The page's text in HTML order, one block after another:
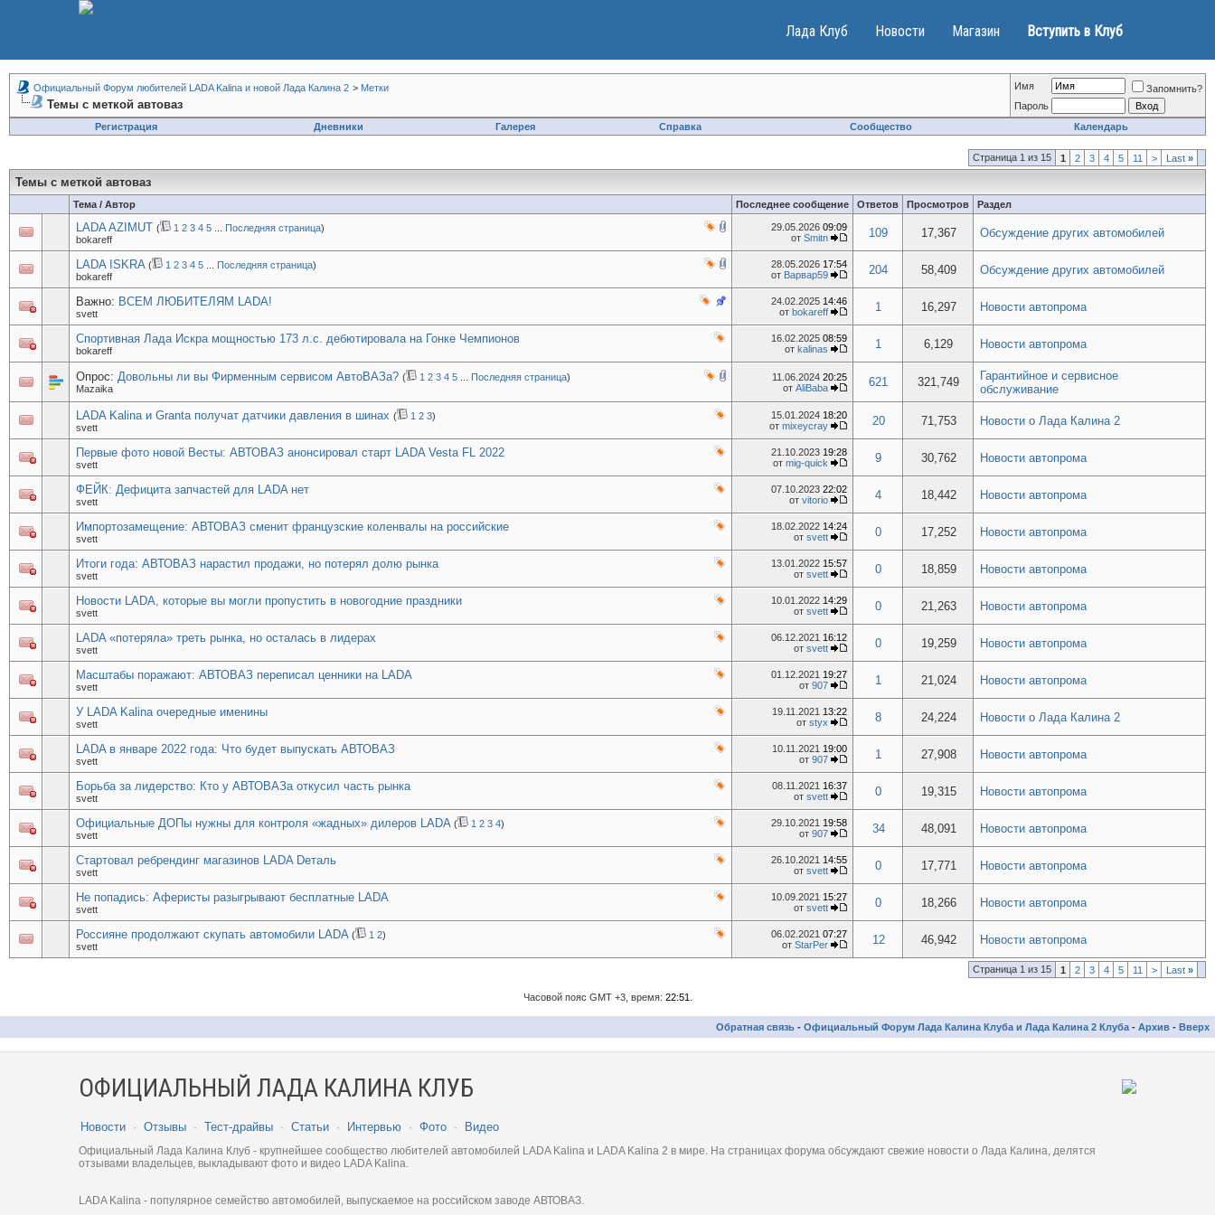
Лада Клуб Новости Магазин Вступить в Клуб
Официальный Форум любителей LADA Kalina и новой Лада Калина 2 > Метки
Темы с меткой автоваз
Имя
Запомнить?
Пароль
Регистрация
Дневники Галерея Справка Сообщество Календарь
Страница 1 из 15 1 2 3 4 5 11 > Last »
Темы с меткой автоваз
Тема / Автор Последнее сообщение Ответов Просмотров Раздел
LADA AZIMUT ( 1 2 3 4 5 Последняя страница)
bokareff
29.05.2026 09:09
от Smitn 109 17,367 Обсуждение других автомобилей
LADA ISKRA ( 1 2 3 4 5 Последняя страница)
bokareff
28.05.2026 17:54
от Варвар59 204 58,409 Обсуждение других автомобилей
Важно: ВСЕМ ЛЮБИТЕЛЯМ LADA!
svett
24.02.2025 14:46
от bokareff 1 16,297 Новости автопрома
Спортивная Лада Искра мощностью 173 л.с. дебютировала на Гонке Чемпионов
bokareff
16.02.2025 08:59
от kalinas 1 6,129 Новости автопрома
Опрос: Довольны ли вы Фирменным сервисом АвтоВАЗа? ( 1 2 3 4 5 Последняя страница)
Mazaika
11.06.2024 20:25
от AliBaba 621 321,749
Гарантийное и сервисное
обслуживание
LADA Kalina и Granta получат датчики давления в шинах ( 1 2 3)
svett
15.01.2024 18:20
от mixeycray 20 71,753 Новости о Лада Калина 2
Первые фото новой Весты: АВТОВАЗ анонсировал старт LADA Vesta FL 2022
svett
21.10.2023 19:28
от mig-quick 9 30,762 Новости автопрома
ФЕЙК: Дефицита запчастей для LADA нет
svett
07.10.2023 22:02
от vitorio 4 18,442 Новости автопрома
Импортозамещение: АВТОВАЗ сменит французские коленвалы на российские
svett
18.02.2022 14:24
от svett 0 17,252 Новости автопрома
Итоги года: АВТОВАЗ нарастил продажи, но потерял долю рынка
svett
13.01.2022 15:57
от svett 0 18,859 Новости автопрома
Новости LADA, которые вы могли пропустить в новогодние праздники
svett
10.01.2022 14:29
от svett 0 21,263 Новости автопрома
LADA «потеряла» треть рынка, но осталась в лидерах
svett
06.12.2021 16:12
от svett 0 19,259 Новости автопрома
Масштабы поражают: АВТОВАЗ переписал ценники на LADA
svett
01.12.2021 19:27
от 907 1 21,024 Новости автопрома
У LADA Kalina очередные именины
svett
19.11.2021 13:22
от styx 8 24,224 Новости о Лада Калина 2
LADA в январе 2022 года: Что будет выпускать АВТОВАЗ
svett
10.11.2021 19:00
от 907 1 27,908 Новости автопрома
Борьба за лидерство: Кто у АВТОВАЗа откусил часть рынка
svett
08.11.2021 16:37
от svett 0 19,315 Новости автопрома
Официальные ДОПы нужны для контроля «жадных» дилеров LADA ( 1 2 3 4)
svett
29.10.2021 19:58
от 907 34 48,091 Новости автопрома
Стартовал ребрендинг магазинов LADA Dеталь
svett
26.10.2021 14:55
от svett 0 17,771 Новости автопрома
Не попадись: Аферисты разыгрывают бесплатные LADA
svett
10.09.2021 15:27
от svett 0 18,266 Новости автопрома
Россияне продолжают скупать автомобили LADA ( 1 2)
svett
06.02.2021 07:27
от StarPer 12 46,942 Новости автопрома
Страница 1 из 15 1 2 3 4 5 11 > Last »
Часовой пояс GMT +3, время: 22:51
Обратная связь - Официальный Форум Лада Калина Клуба и Лада Калина 2 Клуба - Архив - Вверх
ОФИЦИАЛЬНЫЙ ЛАДА КАЛИНА КЛУБ
Новости · Отзывы · Тест-драйвы · Статьи · Интервью · Фото · Видео
Официальный Лада Калина Клуб - крупнейшее сообщество любителей автомобилей LADA Kalina и LADA Kalina 2 в мире. На страницах форума обсуждают свежие новости о Лада Калина, делятся
отзывами владельцев, выкладывают фото и видео LADA Kalina.
LADA Kalina - популярное семейство автомобилей, выпускаемое на российском заводе АВТОВАЗ.